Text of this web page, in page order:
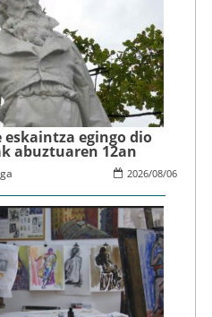
egingo dio
abuztuaren 12an
2026/08/06